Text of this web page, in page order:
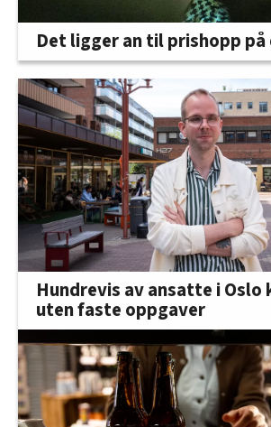
Det ligger an til prishopp
Hundrevis av ansatte i Oslo
uten faste oppgaver